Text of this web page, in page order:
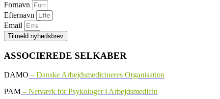
Fornavn
Efternavn
Email
Tilmeld nyhedsbrev
ASSOCIEREDE SELKABER
DAMO – Danske Arbejdsmedicineres Organisation
PAM – Netværk for Psykologer i Arbejdsmedicin